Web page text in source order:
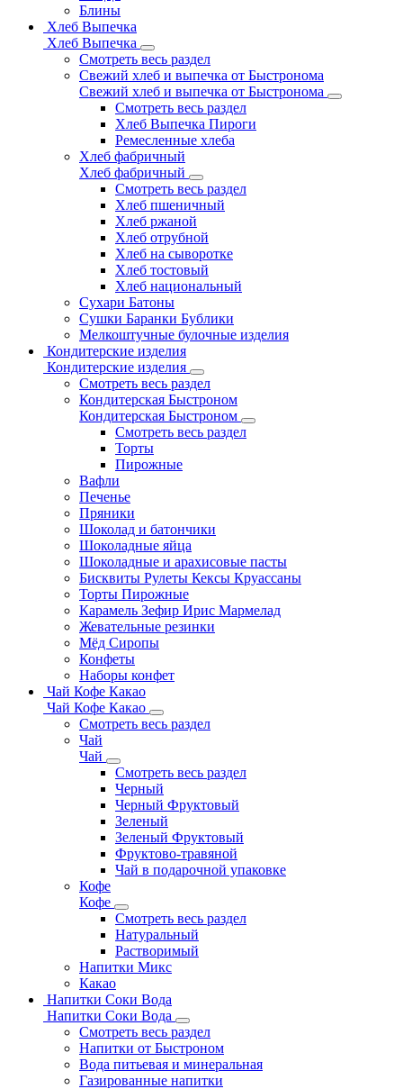
Блины
Хлеб Выпечка
Хлеб Выпечка
Смотреть весь раздел
Свежий хлеб и выпечка от Быстронома
Свежий хлеб и выпечка от Быстронома
Смотреть весь раздел
Хлеб Выпечка Пироги
Ремесленные хлеба
Хлеб фабричный
Хлеб фабричный
Смотреть весь раздел
Хлеб пшеничный
Хлеб ржаной
Хлеб отрубной
Хлеб на сыворотке
Хлеб тостовый
Хлеб национальный
Сухари Батоны
Сушки Баранки Бублики
Мелкоштучные булочные изделия
Кондитерские изделия
Кондитерские изделия
Смотреть весь раздел
Кондитерская Быстроном
Кондитерская Быстроном
Смотреть весь раздел
Торты
Пирожные
Вафли
Печенье
Пряники
Шоколад и батончики
Шоколадные яйца
Шоколадные и арахисовые пасты
Бисквиты Рулеты Кексы Круассаны
Торты Пирожные
Карамель Зефир Ирис Мармелад
Жевательные резинки
Мёд Сиропы
Конфеты
Наборы конфет
Чай Кофе Какао
Чай Кофе Какао
Смотреть весь раздел
Чай
Чай
Смотреть весь раздел
Черный
Черный Фруктовый
Зеленый
Зеленый Фруктовый
Фруктово-травяной
Чай в подарочной упаковке
Кофе
Кофе
Смотреть весь раздел
Натуральный
Растворимый
Напитки Микс
Какао
Напитки Соки Вода
Напитки Соки Вода
Смотреть весь раздел
Напитки от Быстроном
Вода питьевая и минеральная
Газированные напитки